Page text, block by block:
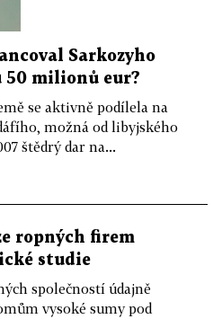
Sarkozyho
50 milionů eur?
se aktivně podílela na
možná od libyjského
štědrý dar na...
ropných firem
studie
společností údajně
vysoké sumy pod